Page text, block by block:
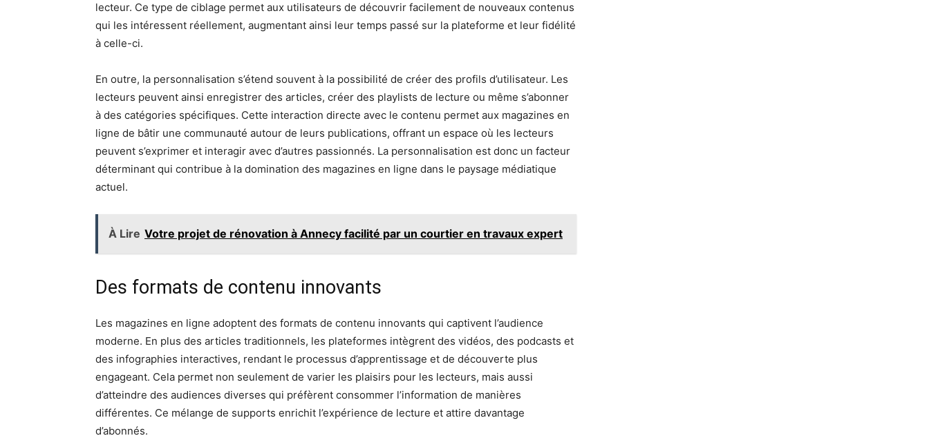
lecteur. Ce type de ciblage permet aux utilisateurs de découvrir facilement de nouveaux contenus
qui les intéressent réellement, augmentant ainsi leur temps passé sur la plateforme et leur fidélité
à celle-ci.
En outre, la personnalisation s’étend souvent à la possibilité de créer des profils d’utilisateur. Les
lecteurs peuvent ainsi enregistrer des articles, créer des playlists de lecture ou même s’abonner
à des catégories spécifiques. Cette interaction directe avec le contenu permet aux magazines en
ligne de bâtir une communauté autour de leurs publications, offrant un espace où les lecteurs
peuvent s’exprimer et interagir avec d’autres passionnés. La personnalisation est donc un facteur
déterminant qui contribue à la domination des magazines en ligne dans le paysage médiatique
actuel.
À Lire Votre projet de rénovation à Annecy facilité par un courtier en travaux expert
Des formats de contenu innovants
Les magazines en ligne adoptent des formats de contenu innovants qui captivent l’audience
moderne. En plus des articles traditionnels, les plateformes intègrent des vidéos, des podcasts et
des infographies interactives, rendant le processus d’apprentissage et de découverte plus
engageant. Cela permet non seulement de varier les plaisirs pour les lecteurs, mais aussi
d’atteindre des audiences diverses qui préfèrent consommer l’information de manières
différentes. Ce mélange de supports enrichit l’expérience de lecture et attire davantage
d’abonnés.